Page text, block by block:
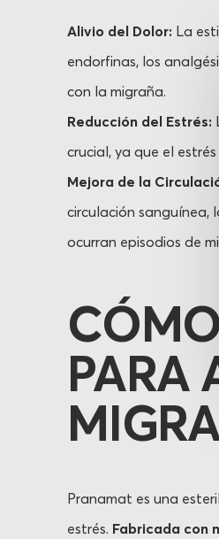
Alivio del Dolor: La
endorfinas, los
con la migraña.
Reducción del Estrés:
crucial, ya que el
Mejora de la
circulación sanguínea,
ocurran episodios de
PARA
Pranamat es una
estrés. Fabricada con